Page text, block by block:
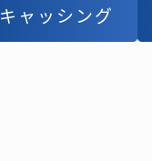
キャッシング
キャッシング